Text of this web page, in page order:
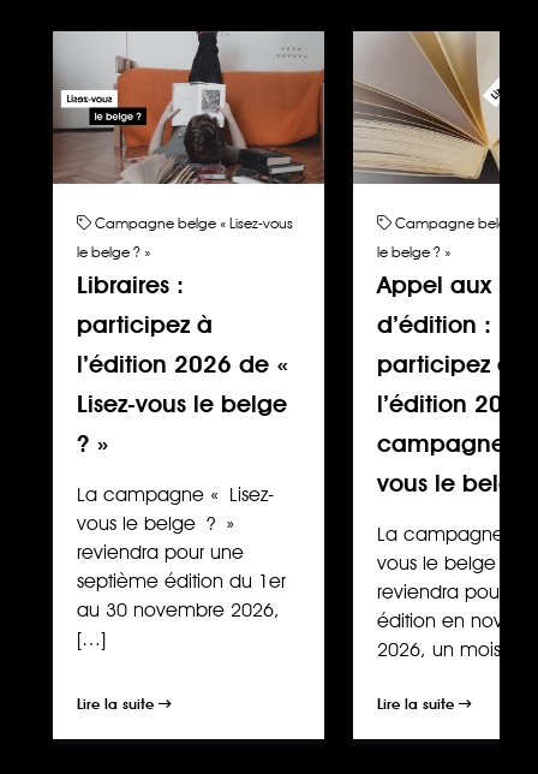
Campagne belge « Lisez-vous
le belge ? »
Libraires :
participez à
l’édition 2026 de «
Lisez-vous le belge
? »
La campagne « Lisez-
vous le belge ? »
reviendra pour une
septième édition du 1er
au 30 novembre 2026,
[…]
Lire la suite
Campagne belge «
le belge ? »
Appel aux
d’édition :
participez à
l’édition
campagne «
vous le belge
La campagne «
vous le belge ? »
reviendra pour
édition en
2026, un mois […]
Lire la suite